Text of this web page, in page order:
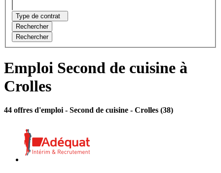
Type de contrat
Rechercher
Rechercher
Emploi Second de cuisine à
Crolles
44 offres d'emploi - Second de cuisine - Crolles (38)